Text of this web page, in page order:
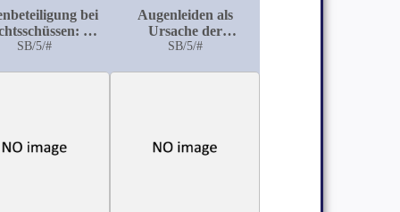
bei
70
Fälle aus der
SB/5/#
Augenleiden als
Ursache der
Invalidität
SB/5/#